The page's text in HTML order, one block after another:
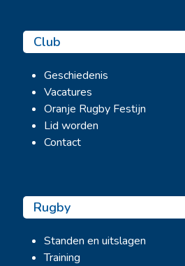
Club
Geschiedenis
Vacatures
Oranje Rugby Festijn
Lid worden
Contact
Rugby
Standen en uitslagen
Training